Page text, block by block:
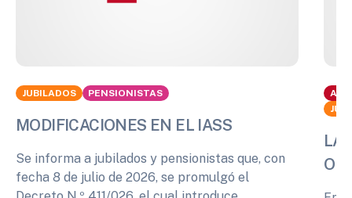
JUBILADOS PENSIONISTAS
MODIFICACIONES EN EL IASS
Se informa a jubilados y pensionistas que, con
fecha 8 de julio de 2026, se promulgó el
LA